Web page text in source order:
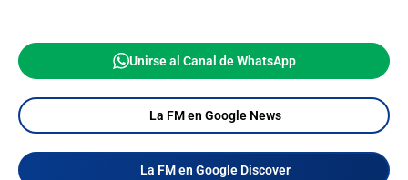
Unirse al Canal de WhatsApp
La FM en Google News
La FM en Google Discover